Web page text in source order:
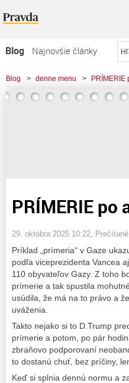
Blog
Najnovšie články
Najčítanejšie články
Najkomentovanejšie články
Blog > denne menu > PRÍMERIE
PRÍMERIE po
29. októbra 2025 10:22 ,
Príklad „prímeria“ v Gaze
podľa viceprezidenta Vancea
110 obyvateľov Gazy. Z toho
prímerie a tak spustila
usúdila, že má na to právo a
uváženia.
Takto nejako si to D.Trump
prímerie a potom, po pár
zbraňovo podporovaní
to dostanú chuť, bez príčiny,
Keď si splnia dennú normu a